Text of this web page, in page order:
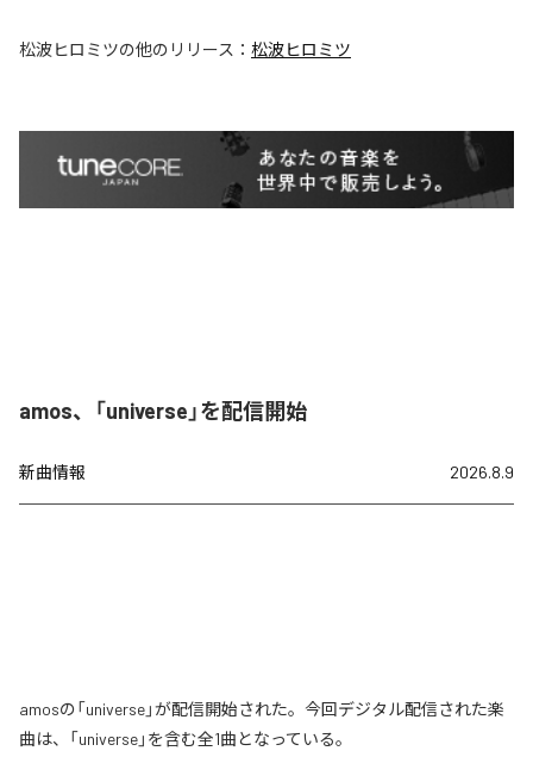
松波ヒロミツの他のリリース： 松波ヒロミツ
amos、「universe」を配信開始
新曲情報 2026.8.9
amosの「universe」が配信開始された。今回デジタル配信された楽
曲は、「universe」を含む全1曲となっている。